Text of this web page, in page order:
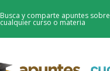
Busca y comparte apuntes sobre
cualquier curso o materia